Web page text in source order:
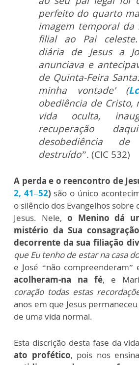
perfeito do quarto
imagem temporal da
filial ao Pai
diária de Jesus a
anunciava e
de Quinta-Feira
minha vontade' (
obediência de Cristo,
vida oculta,
recuperação
desobediência
destruído”. (CIC 532)
A perda e o reencontro de
2, 41–52) são o único
o silêncio dos Evangelhos sobre
Jesus. Nele, o Menino dá
mistério da Sua
decorrente da sua filiação
que Eu tenho de estar na casa
e José “não compreenderam”
acolheram-na na fé, e
coração todas estas
anos em que Jesus
de uma vida normal.
Esta discrição desta fase da
ato profético, pois nos